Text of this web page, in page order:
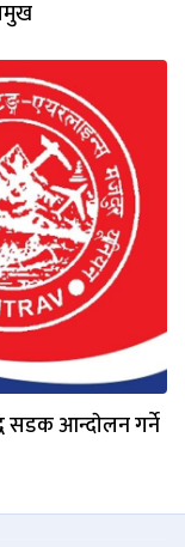
सडक आन्दाेलन गर्ने